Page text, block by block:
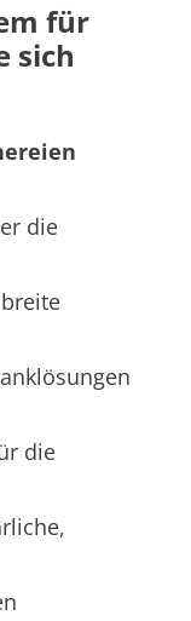
für
sich
die
die